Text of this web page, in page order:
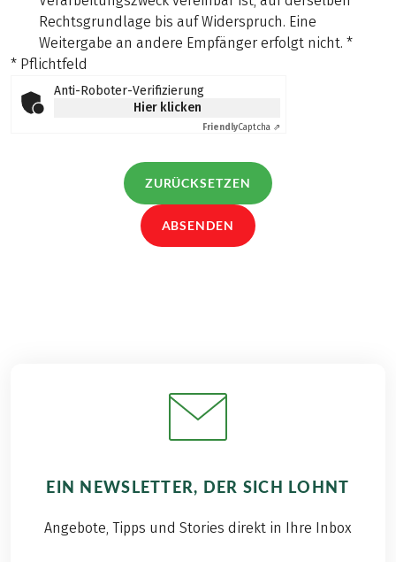
Rechtsgrundlage bis auf Widerspruch. Eine
Weitergabe an andere Empfänger erfolgt nicht. *
* Pflichtfeld
Anti-Roboter-Verifizierung
Hier klicken
FriendlyCaptcha ⇗
ZURÜCKSETZEN
ABSENDEN
EIN NEWSLETTER, DER SICH LOHNT
Angebote, Tipps und Stories direkt in Ihre Inbox